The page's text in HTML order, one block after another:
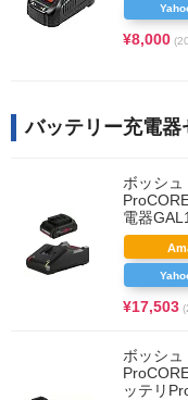
¥8,000
バッテリー充電器
ボッシ
電器
¥17,503
ボッシ
ッテリ